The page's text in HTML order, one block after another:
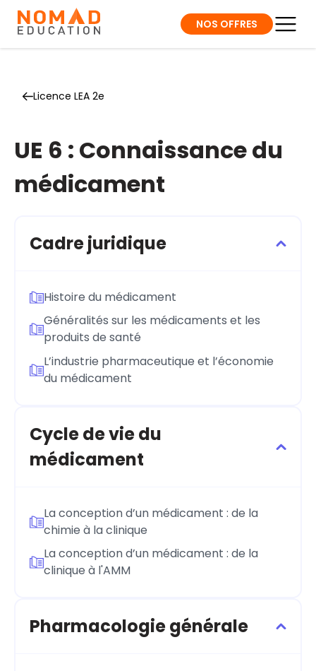
NOS OFFRES
Licence LEA 2e
UE 6 : Connaissance du
médicament
Cadre juridique
Histoire du médicament
Généralités sur les médicaments et les
produits de santé
L’industrie pharmaceutique et l’économie
du médicament
Cycle de vie du
médicament
La conception d’un médicament : de la
chimie à la clinique
La conception d’un médicament : de la
clinique à l'AMM
Pharmacologie générale